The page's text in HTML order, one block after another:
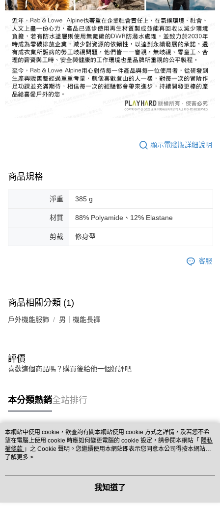
顯示電腦版詳細說明
商品規格
淨重 385 g
材質 88% Polyamide、12% Elastane
剪裁 修身型
客服
商品相關分類 (1)
戶外機能服飾 男｜機能長褲
評價
喜歡這個商品嗎？購買後給他一個好評吧
本分類熱銷全站排行
熱門標籤
本網站中使用 cookie，欲查詢有關本網站使用 cookie 方式之詳情，及若您不希
望在電腦上使用 cookie 時應如何變更電腦的 cookie 設定，請參閱本網站「 隱私
權條款 」之 Cookie 聲明。您繼續使用本網站即表示您同意本公司得按本網站使
用條款之 Cookie 聲明使用 cookie。
了解更多 >
我知道了